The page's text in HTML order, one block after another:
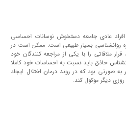
افراد عادی جامعه دستخوش نوسانات احساسی
روانشناسی بسیار طبیعی است. ممکن است در
ملاقاتی را با یکی از مراجعه کنندگان خود
حاذق باید نسبت به احساسات خود کاملا
به صورتی بود که در روند درمان اختلال ایجاد
دیگر موکول کند.